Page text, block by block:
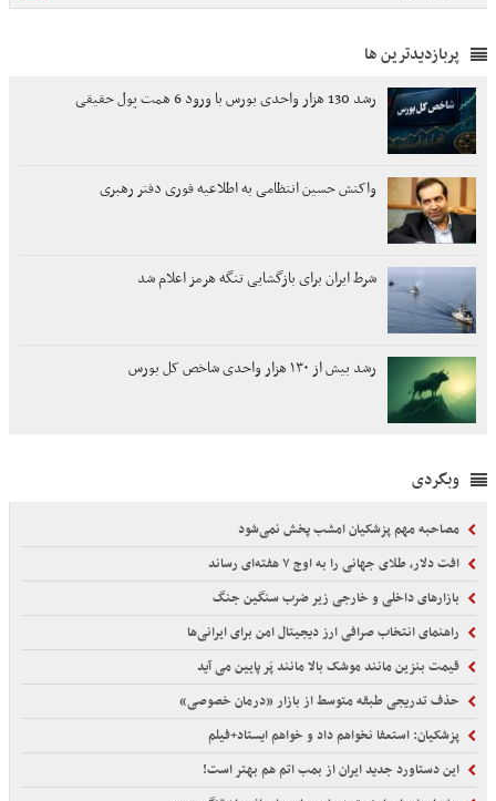
پربازدیدترین ها
رشد 130 هزار واحدی بورس با ورود 6 همت پول حقیقی
واکنش حسین انتظامی به اطلاعیه فوری دفتر رهبری
شرط ایران برای بازگشایی تنگه هرمز اعلام شد
رشد بیش از ۱۳۰ هزار واحدی شاخص کل بورس
وبگردی
مصاحبه مهم پزشکیان امشب پخش نمی‌شود
افت دلار، طلای جهانی را به اوج ۷ هفته‌ای رساند
بازارهای داخلی و خارجی زیر ضرب سنگین جنگ
راهنمای انتخاب صرافی ارز دیجیتال امن برای ایرانی‌ها
قیمت بنزین مانند موشک بالا مانند پَر پایین می آید
حذف تدریجی طبقه متوسط از بازار «درمان خصوصی»
پزشکیان: استعفا نخواهم داد و خواهم ایستاد+فیلم
این دستاورد جدید ایران از بمب اتم هم بهتر است!